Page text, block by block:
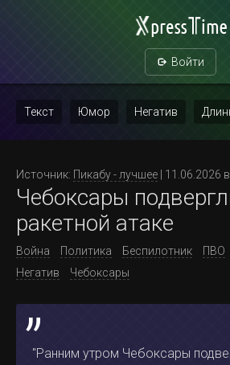
Войти
Текст Юмор Негатив
Повтор
Источник: Пикабу - лучшее | 11.06.2026
Чебоксары
ракетной атаке
Война Политика Беспилотник ПВО
Негатив
Чебоксары
"Ранним утром Чебоксары